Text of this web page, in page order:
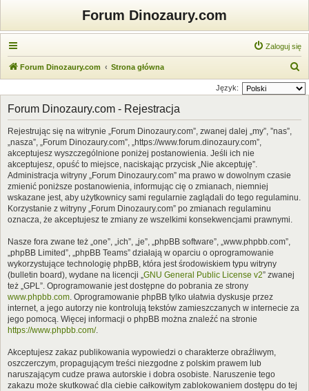
Forum Dinozaury.com
Zaloguj się
Forum Dinozaury.com Strona główna
z
Język:
Forum Dinozaury.com - Rejestracja
Rejestrując się na witrynie „Forum Dinozaury.com”, zwanej dalej „my”, ”nas”,
„nasza”, „Forum Dinozaury.com”, „https://www.forum.dinozaury.com”,
akceptujesz wyszczególnione poniżej postanowienia. Jeśli ich nie
akceptujesz, opuść to miejsce, naciskając przycisk „Nie akceptuję”.
Administracja witryny „Forum Dinozaury.com” ma prawo w dowolnym czasie
zmienić poniższe postanowienia, informując cię o zmianach, niemniej
wskazane jest, aby użytkownicy sami regularnie zaglądali do tego regulaminu.
Korzystanie z witryny „Forum Dinozaury.com” po zmianach regulaminu
oznacza, że akceptujesz te zmiany ze wszelkimi konsekwencjami prawnymi.
Nasze fora zwane też „one”, „ich”, „je”, „phpBB software”, „www.phpbb.com”,
„phpBB Limited”, „phpBB Teams” działają w oparciu o oprogramowanie
wykorzystujące technologię phpBB, która jest środowiskiem typu witryny
(bulletin board), wydane na licencji „GNU General Public License v2” zwanej
też „GPL”. Oprogramowanie jest dostępne do pobrania ze strony
www.phpbb.com. Oprogramowanie phpBB tylko ułatwia dyskusje przez
internet, a jego autorzy nie kontrolują tekstów zamieszczanych w internecie za
jego pomocą. Więcej informacji o phpBB można znaleźć na stronie
https://www.phpbb.com/.
Akceptujesz zakaz publikowania wypowiedzi o charakterze obraźliwym,
oszczerczym, propagującym treści niezgodne z polskim prawem lub
naruszającym cudze prawa autorskie i dobra osobiste. Naruszenie tego
zakazu może skutkować dla ciebie całkowitym zablokowaniem dostępu do tej